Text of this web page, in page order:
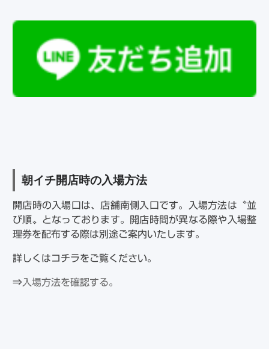
朝イチ開店時の入場方法
開店時の入場口は、店舗南側入口です。入場方法は〝並
び順〟となっております。開店時間が異なる際や入場整
理券を配布する際は別途ご案内いたします。
詳しくはコチラをご覧ください。
⇒入場方法を確認する。